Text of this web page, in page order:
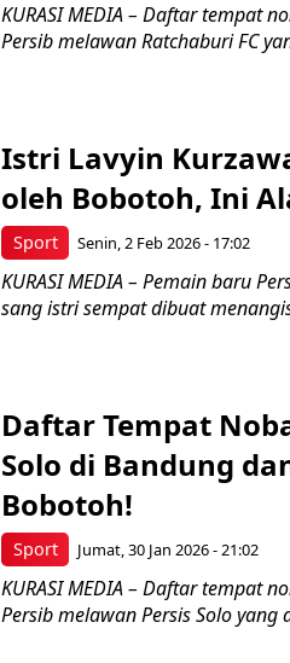
KURASI MEDIA – Daftar tempat
Persib melawan Ratchaburi FC
Sport
Istri Lavyin
oleh Bobotoh, Ini
Senin, 2 Feb 2026 - 17:02
KURASI MEDIA – Pemain baru
sang istri sempat dibuat
Sport
Daftar Tempat
Solo di Bandung
Bobotoh!
Jumat, 30 Jan 2026 - 21:02
KURASI MEDIA – Daftar tempat
Persib melawan Persis Solo